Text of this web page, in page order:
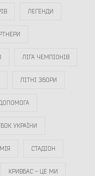
ЛЕГЕНДИ
ЛІГА ЧЕМПІОНІВ
ЛІТНІ ЗБОРИ
УКРАЇНИ
СТАДІОН
КРИВБАС - ЦЕ МИ